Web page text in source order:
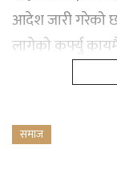
आदेश जारी गरेको
लागेको कर्फ्यु
समाज